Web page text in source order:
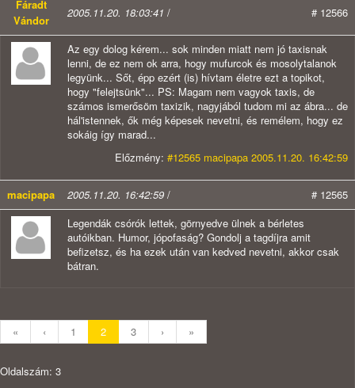
Fáradt
Vándor
2005.11.20. 18:03:41 / # 12566
Az egy dolog kérem... sok minden miatt nem jó taxisnak
lenni, de ez nem ok arra, hogy mufurcok és mosolytalanok
legyünk... Sőt, épp ezért (is) hívtam életre ezt a topikot,
hogy "felejtsünk"... PS: Magam nem vagyok taxis, de
számos ismerősöm taxizik, nagyjából tudom mi az ábra... de
hál'istennek, ők még képesek nevetni, és remélem, hogy ez
sokáig így marad...
Előzmény: #12565 macipapa 2005.11.20. 16:42:59
macipapa 2005.11.20. 16:42:59 /
# 12565
Legendák csórók lettek, görnyedve ülnek a bérletes
autóikban. Humor, jópofaság? Gondolj a tagdíjra amit
befizetsz, és ha ezek után van kedved nevetni, akkor csak
bátran.
« ‹ 1 2 3 › »
Oldalszám: 3